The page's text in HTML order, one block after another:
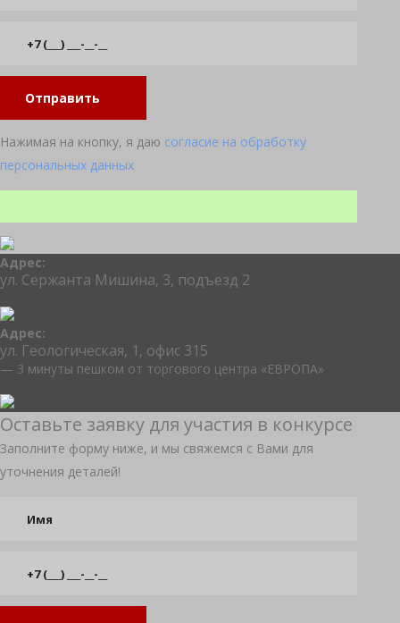
Отправить
Нажимая на кнопку, я даю согласие на обработку
персональных данных
Адрес:
ул. Сержанта Мишина, 3, подъезд 2
Адрес:
ул. Геологическая, 1, офис 315
— 3 минуты пешком от торгового центра «ЕВРОПА»
Оставьте заявку для участия в конкурсе
Заполните форму ниже, и мы свяжемся с Вами для
уточнения деталей!